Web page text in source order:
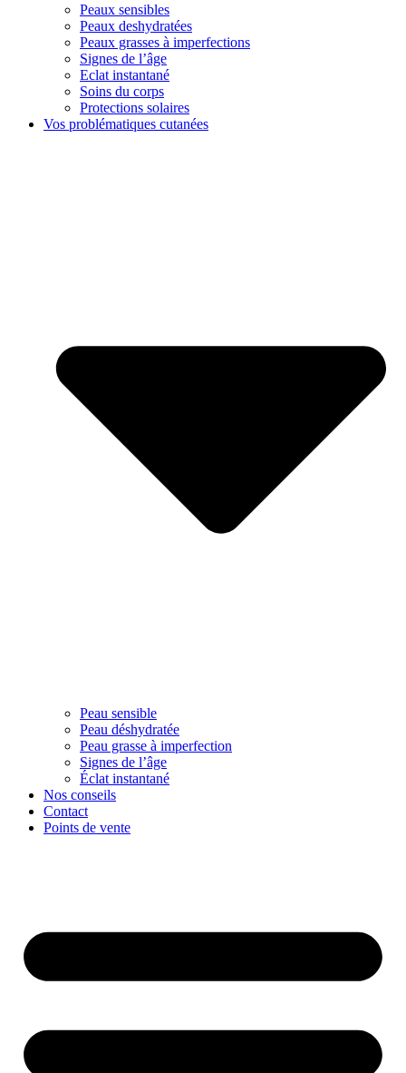
Peaux sensibles
Peaux deshydratées
Peaux grasses à imperfections
Signes de l’âge
Eclat instantané
Soins du corps
Protections solaires
Vos problématiques cutanées
Peau sensible
Peau déshydratée
Peau grasse à imperfection
Signes de l’âge
Éclat instantané
Nos conseils
Contact
Points de vente